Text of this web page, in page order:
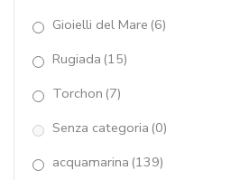
Elastici Perle Coltivate
Elastici pietre dure
ematite (52)
fluorite(10)
giada celeste (13)
Gioielli del Mare (6)
Rugiada (15)
Torchon (7)
Senza categoria (0)
acquamarina (139)